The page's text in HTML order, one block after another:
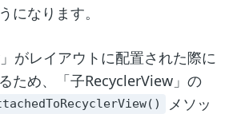
になります。
がレイアウトに配置された際に
ため、「子RecyclerView」の
メソッ